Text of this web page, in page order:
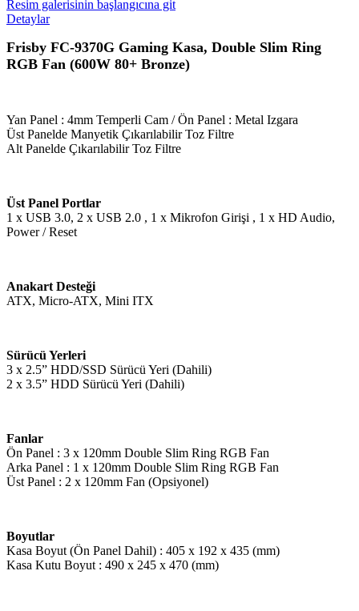
Resim galerisinin başlangıcına git
Detaylar
Frisby FC-9370G Gaming Kasa, Double Slim Ring
RGB Fan (600W 80+ Bronze)
Yan Panel : 4mm Temperli Cam / Ön Panel : Metal Izgara
Üst Panelde Manyetik Çıkarılabilir Toz Filtre
Alt Panelde Çıkarılabilir Toz Filtre
Üst Panel Portlar
1 x USB 3.0, 2 x USB 2.0 , 1 x Mikrofon Girişi , 1 x HD Audio,
Power / Reset
Anakart Desteği
ATX, Micro-ATX, Mini ITX
Sürücü Yerleri
3 x 2.5” HDD/SSD Sürücü Yeri (Dahili)
2 x 3.5” HDD Sürücü Yeri (Dahili)
Fanlar
Ön Panel : 3 x 120mm Double Slim Ring RGB Fan
Arka Panel : 1 x 120mm Double Slim Ring RGB Fan
Üst Panel : 2 x 120mm Fan (Opsiyonel)
Boyutlar
Kasa Boyut (Ön Panel Dahil) : 405 x 192 x 435 (mm)
Kasa Kutu Boyut : 490 x 245 x 470 (mm)